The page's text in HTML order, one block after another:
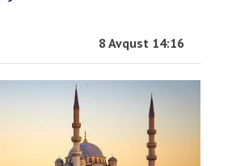
8 Avqust 14:16